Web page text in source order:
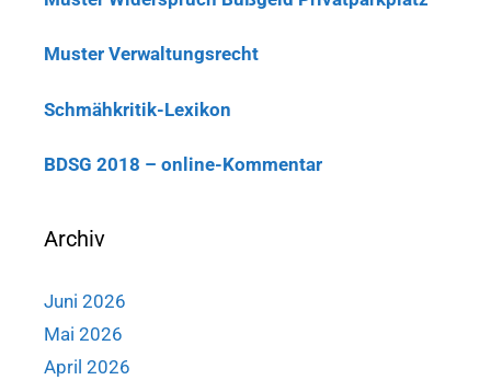
Muster Verwaltungsrecht
Schmähkritik-Lexikon
BDSG 2018 – online-Kommentar
Archiv
Juni 2026
Mai 2026
April 2026